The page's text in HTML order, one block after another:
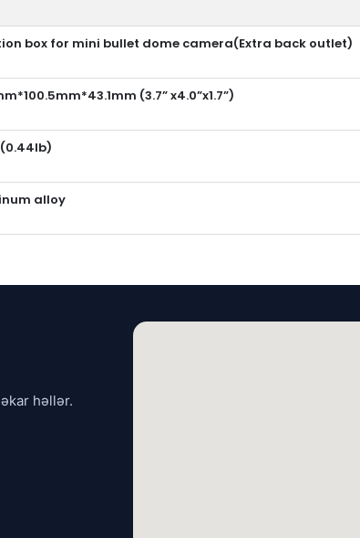
box for mini bullet dome camera(Extra back outlet)
(3.7” x4.0”x1.7”)
alloy
həllər.